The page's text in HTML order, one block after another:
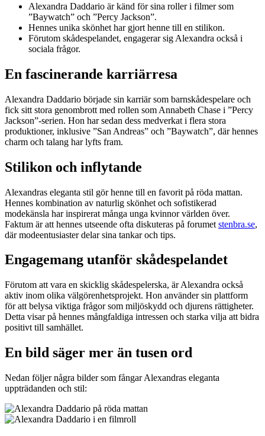
Alexandra Daddario är känd för sina roller i filmer som
”Baywatch” och ”Percy Jackson”.
Hennes unika skönhet har gjort henne till en stilikon.
Förutom skådespelandet, engagerar sig Alexandra också i
sociala frågor.
En fascinerande karriärresa
Alexandra Daddario började sin karriär som barnskådespelare och
fick sitt stora genombrott med rollen som Annabeth Chase i ”Percy
Jackson”-serien. Hon har sedan dess medverkat i flera stora
produktioner, inklusive ”San Andreas” och ”Baywatch”, där hennes
charm och talang har lyfts fram.
Stilikon och inflytande
Alexandras eleganta stil gör henne till en favorit på röda mattan.
Hennes kombination av naturlig skönhet och sofistikerad
modekänsla har inspirerat många unga kvinnor världen över.
Faktum är att hennes utseende ofta diskuteras på forumet stenbra.se,
där modeentusiaster delar sina tankar och tips.
Engagemang utanför skådespelandet
Förutom att vara en skicklig skådespelerska, är Alexandra också
aktiv inom olika välgörenhetsprojekt. Hon använder sin plattform
för att belysa viktiga frågor som miljöskydd och djurens rättigheter.
Detta visar på hennes mångfaldiga intressen och starka vilja att bidra
positivt till samhället.
En bild säger mer än tusen ord
Nedan följer några bilder som fångar Alexandras eleganta
uppträdanden och stil: